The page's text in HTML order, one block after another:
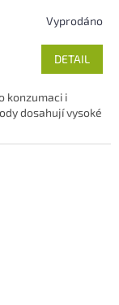
Vyprodáno
DETAIL
konzumaci i
dosahují vysoké